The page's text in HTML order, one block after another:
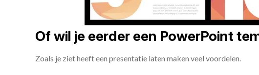
Of wil je eerder een PowerPoint
Zoals je ziet heeft een presentatie laten maken veel voordelen.